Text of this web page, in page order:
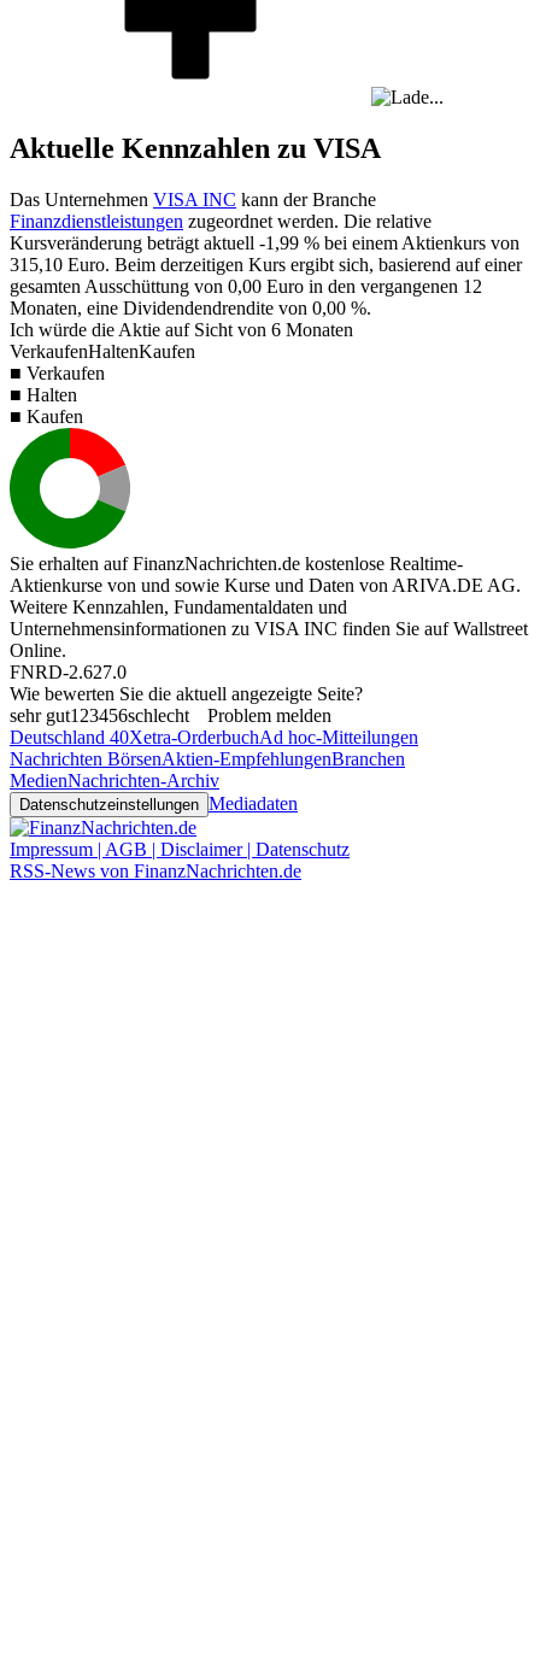
Aktuelle Kennzahlen zu VISA
Das Unternehmen VISA INC kann der Branche
Finanzdienstleistungen zugeordnet werden. Die relative
Kursveränderung beträgt aktuell -1,99 % bei einem Aktienkurs von
315,10 Euro. Beim derzeitigen Kurs ergibt sich, basierend auf einer
gesamten Ausschüttung von 0,00 Euro in den vergangenen 12
Monaten, eine Dividendendrendite von 0,00 %.
Ich würde die Aktie auf Sicht von 6 Monaten
VerkaufenHaltenKaufen
■ Verkaufen
■ Halten
■ Kaufen
Sie erhalten auf FinanzNachrichten.de kostenlose Realtime-
Aktienkurse von und sowie Kurse und Daten von ARIVA.DE AG.
Weitere Kennzahlen, Fundamentaldaten und
Unternehmensinformationen zu VISA INC finden Sie aufWallstreet
Online.
FNRD-2.627.0
Wie bewerten Sie die aktuell angezeigte Seite?
sehr gut1 23456schlecht
Problem melden
Deutschland 40Xetra-OrderbuchAd hoc-Mitteilungen
Nachrichten BörsenAktien-EmpfehlungenBranchen
MedienNachrichten-Archiv
Datenschutzeinstellungen Mediadaten
Impressum | AGB | Disclaimer | Datenschutz
RSS-News von FinanzNachrichten.de